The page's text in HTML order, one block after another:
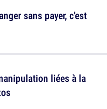
sans payer, c'est
liées à la